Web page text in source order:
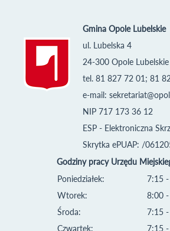
Gmina Opole Lubelskie
ul. Lubelska 4
24-300 Opole Lubelskie
tel. 81 827 72 01; 81
e-mail:
NIP 717 173 36 12
ESP - Elektroniczna
Skrytka ePUAP: /
Godziny pracy Urzędu
Poniedziałek:
Wtorek:
Środa:
Czwartek:
7:15
8:00
7:15
7:15